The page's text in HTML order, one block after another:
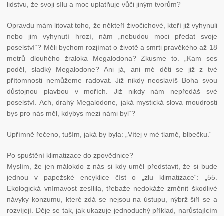
lidstvu, že svoji sílu a moc uplatňuje vůči jiným tvorům?
Opravdu mám litovat toho, že někteří živočichové, kteří již vyhynuli
nebo jim vyhynutí hrozí, nám „nebudou moci předat svoje
poselství“? Měli bychom rozjímat o životě a smrti pravěkého až 18
metrů dlouhého žraloka Megalodona? Zkusme to. „Kam ses
poděl, sladký Megalodone? Ani já, ani mé děti se již z tvé
přítomnosti nemůžeme radovat. Již nikdy neoslavíš Boha svou
důstojnou plavbou v mořích. Již nikdy nám nepředáš své
poselství. Ach, drahý Megalodone, jaká mystická slova moudrosti
bys pro nás měl, kdybys mezi námi byl“?
Upřímně řečeno, tuším, jaká by byla: „Vítej v mé tlamě, blbečku.“
Po spuštění klimatizace do zpovědnice?
Myslím, že jen málokdo z nás si kdy uměl představit, že si bude
jednou v papežské encyklice číst o „zlu klimatizace“: „55.
Ekologická vnímavost zesílila, třebaže nedokáže změnit škodlivé
návyky konzumu, které zdá se nejsou na ústupu, nýbrž šiří se a
rozvíjejí. Děje se tak, jak ukazuje jednoduchý příklad, narůstajícím